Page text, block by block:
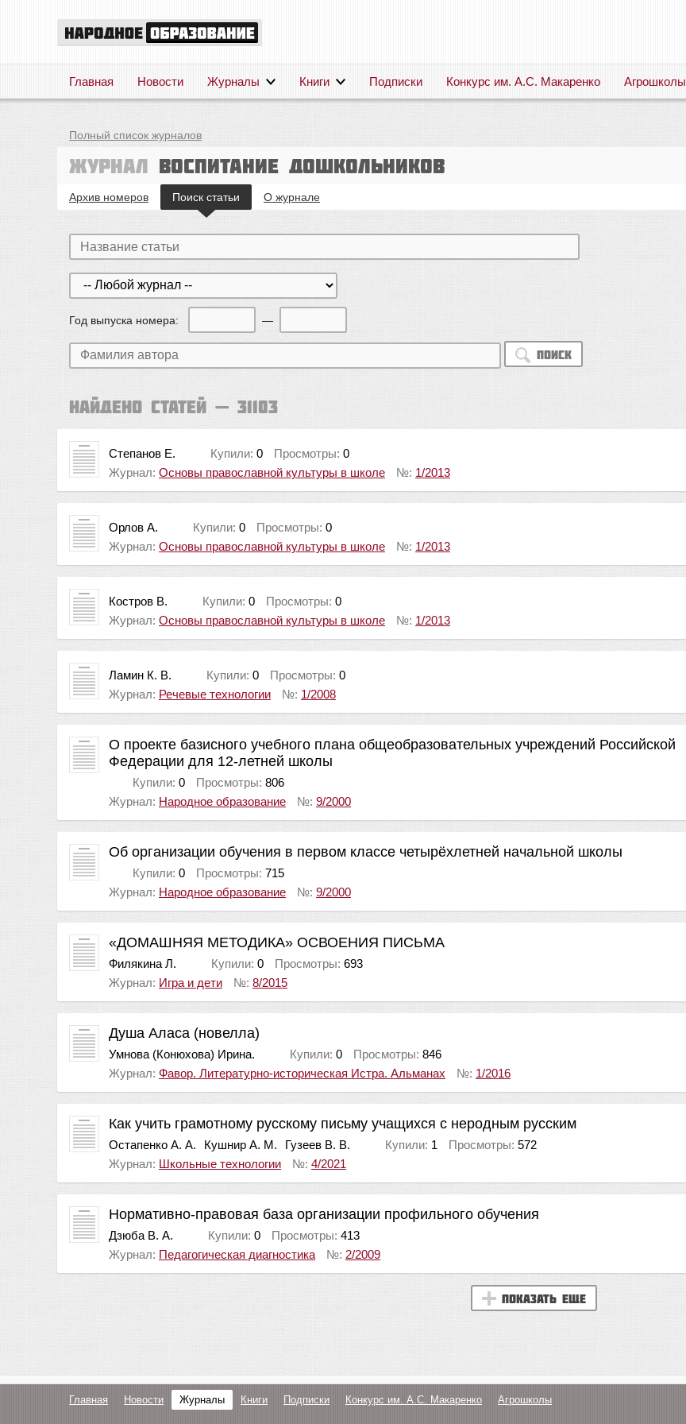
Главная Новости Журналы Книги Подписки Конкурс им. А.С. Макаренко Агрошколы
Полный список журналов
Журнал Воспитание дошкольников
Архив номеров Поиск статьи О журнале
Год выпуска номера: —
Поиск
Найдено статей — 31103
Степанов Е. Купили: 0 Просмотры: 0
Журнал: Основы православной культуры в школе №: 1/2013
Орлов А. Купили: 0 Просмотры: 0
Журнал: Основы православной культуры в школе №: 1/2013
Костров В. Купили: 0 Просмотры: 0
Журнал: Основы православной культуры в школе №: 1/2013
Ламин К. В. Купили: 0 Просмотры: 0
Журнал: Речевые технологии №: 1/2008
О проекте базисного учебного плана общеобразовательных учреждений Российской
Федерации для 12-летней школы
Купили: 0 Просмотры: 806
Журнал: Народное образование №: 9/2000
Об организации обучения в первом классе четырёхлетней начальной школы
Купили: 0 Просмотры: 715
Журнал: Народное образование №: 9/2000
«ДОМАШНЯЯ МЕТОДИКА» ОСВОЕНИЯ ПИСЬМА
Филякина Л. Купили: 0 Просмотры: 693
Журнал: Игра и дети №: 8/2015
Душа Аласа (новелла)
Умнова (Конюхова) Ирина. Купили: 0 Просмотры: 846
Журнал: Фавор. Литературно-историческая Истра. Альманах №: 1/2016
Как учить грамотному русскому письму учащихся с неродным русским
Остапенко А. А. Кушнир А. М. Гузеев В. В. Купили: 1 Просмотры: 572
Журнал: Школьные технологии №: 4/2021
Нормативно-правовая база организации профильного обучения
Дзюба В. А. Купили: 0 Просмотры: 413
Журнал: Педагогическая диагностика №: 2/2009
Показать еще
Главная Новости Журналы Книги Подписки Конкурс им. А.С. Макаренко Агрошколы